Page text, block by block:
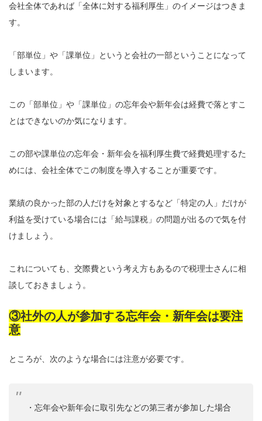
会社全体であれば「全体に対する福利厚生」のイメージはつきま
す。
「部単位」や「課単位」というと会社の一部ということになって
しまいます。
この「部単位」や「課単位」の忘年会や新年会は経費で落とすこ
とはできないのか気になります。
この部や課単位の忘年会・新年会を福利厚生費で経費処理するた
めには、会社全体でこの制度を導入することが重要です。
業績の良かった部の人だけを対象とするなど「特定の人」だけが
利益を受けている場合には「給与課税」の問題が出るので気を付
けましょう。
これについても、交際費という考え方もあるので税理士さんに相
談しておきましょう。
③社外の人が参加する忘年会・新年会は要注
意
ところが、次のような場合には注意が必要です。
・忘年会や新年会に取引先などの第三者が参加した場合